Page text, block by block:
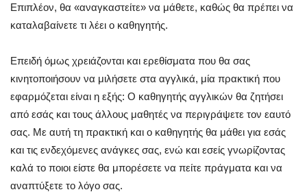
Επιπλέον, θα «αναγκαστείτε» να μάθετε, καθώς θα πρέπει να
καταλαβαίνετε τι λέει ο καθηγητής.
Επειδή όμως χρειάζονται και ερεθίσματα που θα σας
κινητοποιήσουν να μιλήσετε στα αγγλικά, μία πρακτική που
εφαρμόζεται είναι η εξής: Ο καθηγητής αγγλικών θα ζητήσει
από εσάς και τους άλλους μαθητές να περιγράψετε τον εαυτό
σας. Με αυτή τη πρακτική και ο καθηγητής θα μάθει για εσάς
και τις ενδεχόμενες ανάγκες σας, ενώ και εσείς γνωρίζοντας
καλά το ποιοι είστε θα μπορέσετε να πείτε πράγματα και να
αναπτύξετε το λόγο σας.